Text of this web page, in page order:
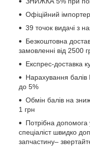
Офіційний імпортер
39 точок видачі з
Безкоштовна
замовленні від 2500
Експрес-доставка
Нарахування
до 5%
Обмін балів на
1 грн
Потрібна
спеціаліст швидко
запчастину–